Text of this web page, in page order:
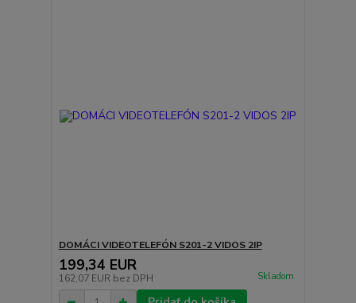
DOMÁCI VIDEOTELEFÓN S201-2 VIDOS 2IP
199,34 EUR
162,07 EUR bez DPH Skladom